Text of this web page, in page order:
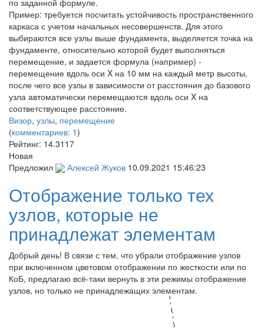
Пример: требуется посчитать устойчивость пространственного
каркаса с учетом начальных несовершенств. Для этого
выбираются все узлы выше фундамента, выделяется точка на
фундаменте, относительно которой будет выполняться
перемещение, и задается формула (например) -
перемещение вдоль оси X на 10 мм на каждый метр высоты,
после чего все узлы в зависимости от расстояния до базового
узла автоматически перемещаются вдоль оси X на
соответствующее расстояние.
Визор, узлы, перемещение
(комментариев: 1)
Рейтинг: 14.3117
Новая
Предложил
Алексей Жуков 10.09.2021 15:46:23
Отображение только тех
узлов, которые не
принадлежат элементам
Добрый день! В связи с тем, что убрали отображение узлов
при включенном цветовом отображении по жесткости или по
КоБ, предлагаю всё-таки вернуть в эти режимы отображение
узлов, но только не принадлежащих элементам.